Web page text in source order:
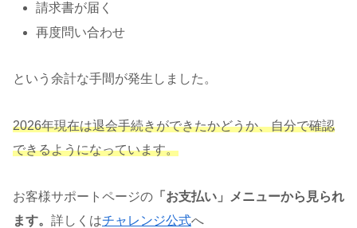
請求書が届く
再度問い合わせ
という余計な手間が発生しました。
2026年現在は退会手続きができたかどうか、自分で確認
できるようになっています。
お客様サポートページの 「お支払い」メニューから見られ
ます。 詳しくはチャレンジ公式へ